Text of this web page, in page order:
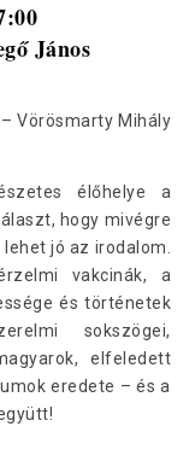
János
Vörösmarty Mihály
élőhelye a
hogy mivégre
jó az irodalom.
vakcinák, a
és történetek
sokszögei,
elfeledett
eredete – és a